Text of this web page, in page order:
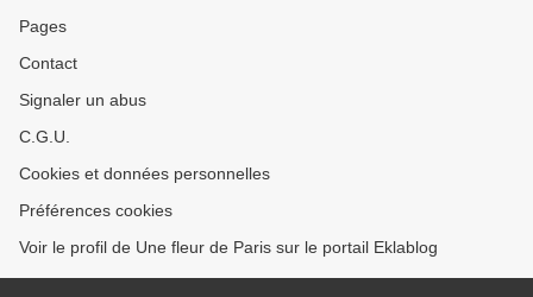
Pages
Contact
Signaler un abus
C.G.U.
Cookies et données personnelles
Préférences cookies
Voir le profil de Une fleur de Paris sur le portail Eklablog